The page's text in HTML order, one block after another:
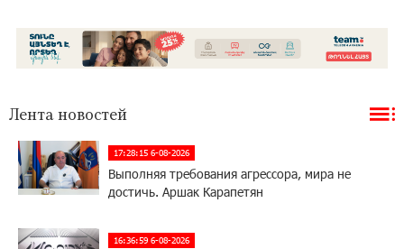
Лента новостей
17:28:15 6-08-2026
Выполняя требования агрессора, мира не
достичь. Аршак Карапетян
16:36:59 6-08-2026